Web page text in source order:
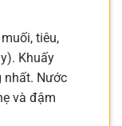
tiêu,
Khuấy
nhất. Nước
và đậm